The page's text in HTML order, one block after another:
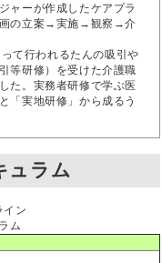
ャーが作成したケアプラ
画の立案→実施→観察→介
て行われるたんの吸引や
等研修）を受けた介護職
た。実務者研修で学ぶ医
「実地研修」から成るう
ュラム
イン
ム